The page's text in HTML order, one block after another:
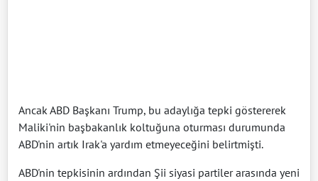
Ancak ABD Başkanı Trump, bu adaylığa tepki göstererek
Maliki'nin başbakanlık koltuğuna oturması durumunda
ABD'nin artık Irak'a yardım etmeyeceğini belirtmişti.
ABD'nin tepkisinin ardından Şii siyasi partiler arasında yeni